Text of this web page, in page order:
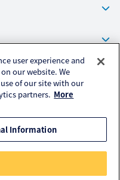
ブサイト
シー
いについて
RIGHTS RESERVED.
user experience and
our website. We
of our site with our
partners. More
Information